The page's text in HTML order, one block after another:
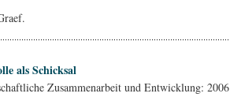
als Schicksal
Zusammenarbeit und Entwicklung: 2006